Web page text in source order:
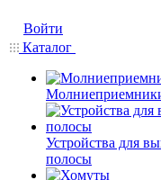
Войти
Каталог
Устройства для
полосы